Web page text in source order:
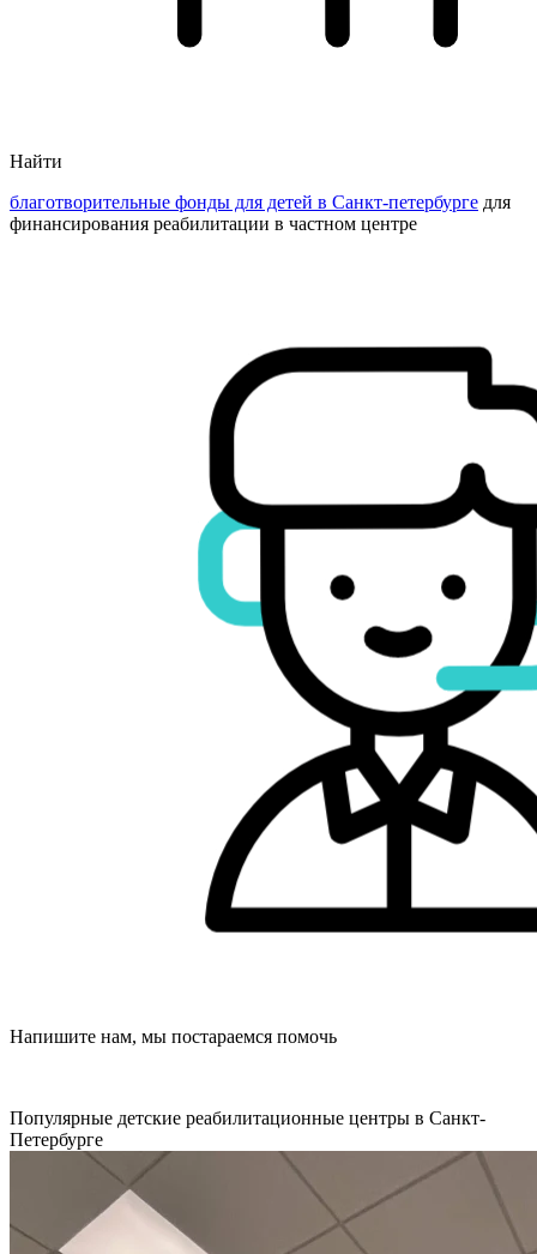
Найти
благотворительные фонды для детей в Санкт-петербурге для
финансирования реабилитации в частном центре
Напишите нам, мы постараемся помочь
Популярные детские реабилитационные центры в Санкт-
Петербурге